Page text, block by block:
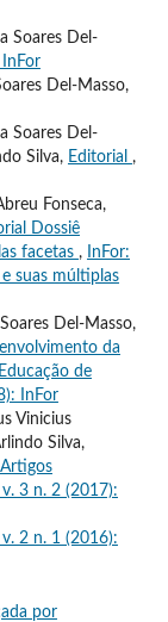
Soares Del-
InFor
Del-Masso,
Soares Del-
Silva, Editorial ,
Fonseca,
Dossiê
facetas ,
InFor:
suas múltiplas
Del-Masso,
da
de
InFor
Vinicius
Silva,
v. 3 n. 2 (2017):
v. 2 n. 1 (2016):
por